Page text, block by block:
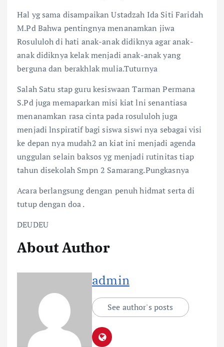
Hal yg sama disampaikan Ustadzah Ida Siti Faridah
M.Pd Bahwa pentingnya menanamkan jiwa
Rosululoh di hati anak-anak didiknya agar anak-
anak didiknya kelak menjadi anak-anak yang
berguna dan berakhlak mulia.Tuturnya
Salah Satu stap guru kesiswaan Tarman Permana
S.Pd juga memaparkan misi kiat lni senantiasa
menanamkan rasa cinta pada rosululoh juga
menjadi lnspiratif bagi siswa siswi nya sebagai visi
ke depan nya mudah2 an kiat ini menjadi agenda
unggulan selain baksos yg menjadi rutinitas tiap
tahun disekolah Smpn 2 Samarang.Pungkasnya
Acara berlangsung dengan penuh hidmat serta di
tutup dengan doa .
DEUDEU
About Author
admin
See author's posts